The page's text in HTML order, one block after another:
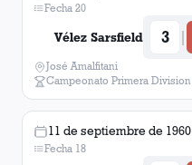
Fecha 20
Vélez Sarsfield 3 |
José Amalfitani
Campeonato Primera Division
11 de septiembre de 1960
Fecha 18